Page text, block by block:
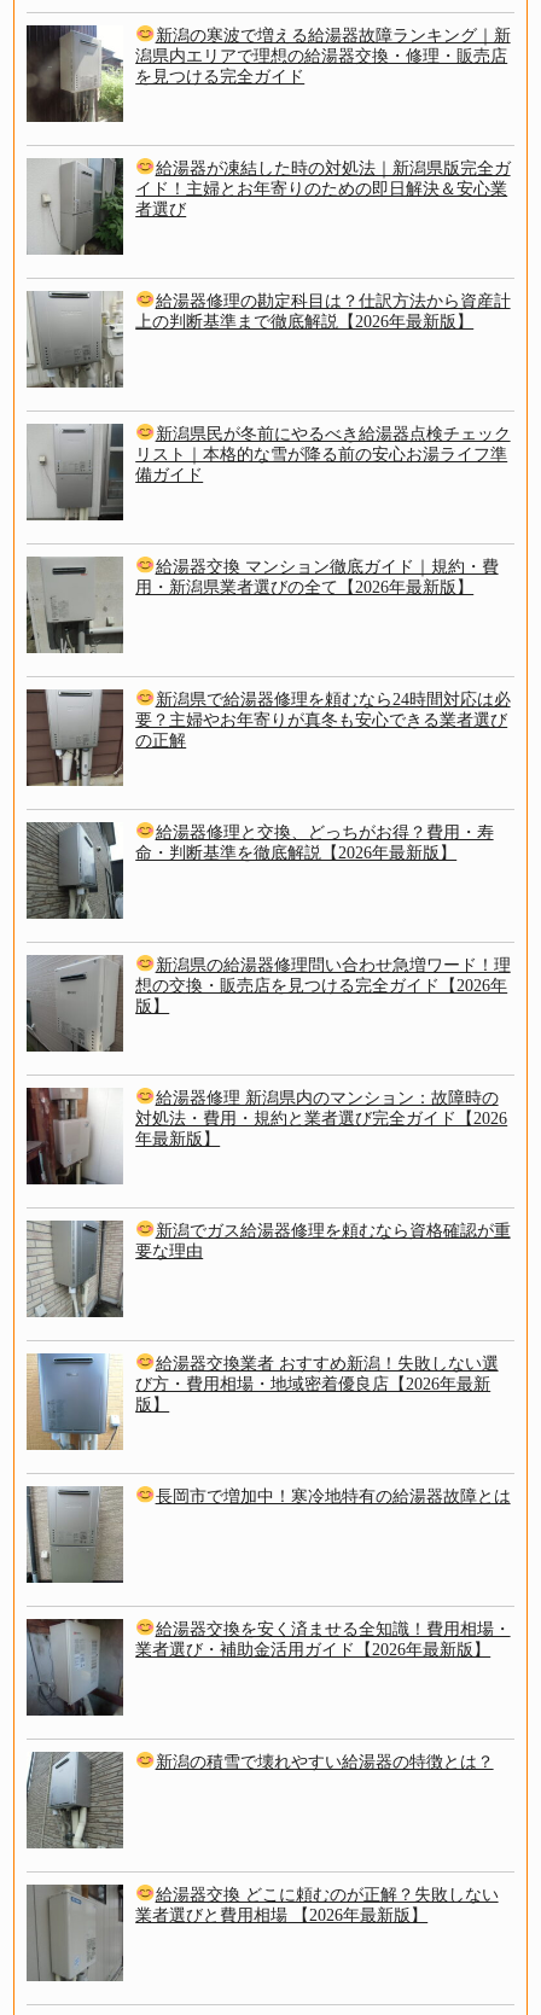
新潟の寒波で増える給湯器故障ランキング｜新
潟県内エリアで理想の給湯器交換・修理・販売店
を見つける完全ガイド
給湯器が凍結した時の対処法｜新潟県版完全ガ
イド！主婦とお年寄りのための即日解決＆安心業
者選び
給湯器修理の勘定科目は？仕訳方法から資産計
上の判断基準まで徹底解説【2026年最新版】
新潟県民が冬前にやるべき給湯器点検チェック
リスト｜本格的な雪が降る前の安心お湯ライフ準
備ガイド
給湯器交換 マンション徹底ガイド｜規約・費
用・新潟県業者選びの全て【2026年最新版】
新潟県で給湯器修理を頼むなら24時間対応は必
要？主婦やお年寄りが真冬も安心できる業者選び
の正解
給湯器修理と交換、どっちがお得？費用・寿
命・判断基準を徹底解説【2026年最新版】
新潟県の給湯器修理問い合わせ急増ワード！理
想の交換・販売店を見つける完全ガイド【2026年
版】
給湯器修理 新潟県内のマンション：故障時の
対処法・費用・規約と業者選び完全ガイド【2026
年最新版】
新潟でガス給湯器修理を頼むなら資格確認が重
要な理由
給湯器交換業者 おすすめ新潟！失敗しない選
び方・費用相場・地域密着優良店【2026年最新
版】
長岡市で増加中！寒冷地特有の給湯器故障とは
給湯器交換を安く済ませる全知識！費用相場・
業者選び・補助金活用ガイド【2026年最新版】
新潟の積雪で壊れやすい給湯器の特徴とは？
給湯器交換 どこに頼むのが正解？失敗しない
業者選びと費用相場 【2026年最新版】